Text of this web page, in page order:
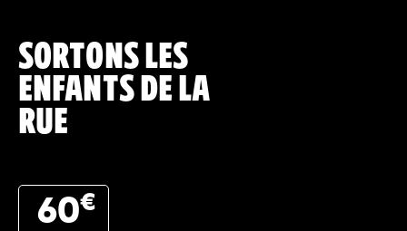
SORTONS LES
ENFANTS DE LA
RUE
60€